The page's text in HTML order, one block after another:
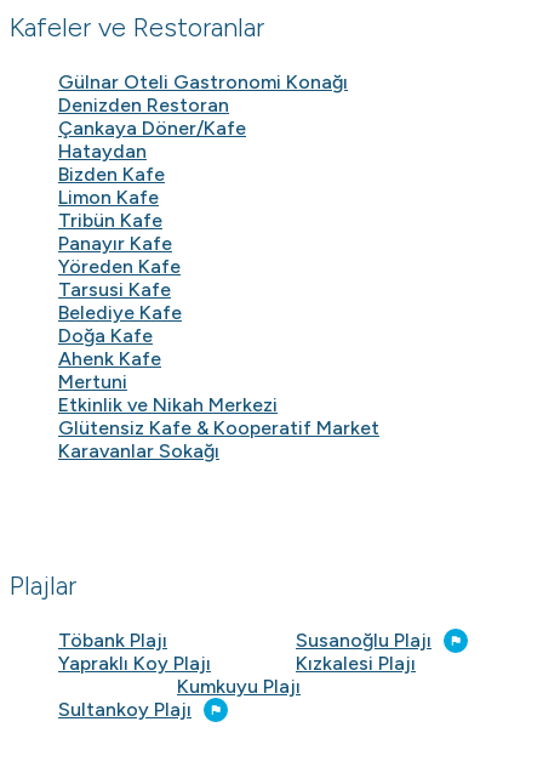
Kafeler ve Restoranlar
Gülnar Oteli Gastronomi Konağı
Denizden Restoran
Çankaya Döner/Kafe
Hataydan
Bizden Kafe
Limon Kafe
Tribün Kafe
Panayır Kafe
Yöreden Kafe
Tarsusi Kafe
Belediye Kafe
Doğa Kafe
Ahenk Kafe
Mertuni
Etkinlik ve Nikah Merkezi
Glütensiz Kafe & Kooperatif Market
Karavanlar Sokağı
Plajlar
Töbank Plajı
Susanoğlu Plajı
Yapraklı Koy Plajı
Kızkalesi Plajı
Kumkuyu Plajı
Sultankoy Plajı